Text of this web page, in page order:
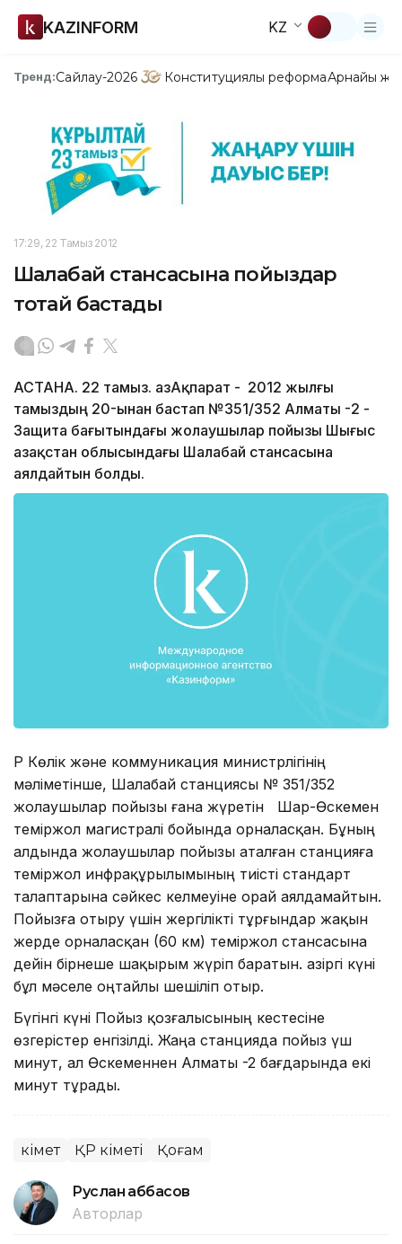
KAZINFORM KZ
Тренд:Сайлау-2026 Конституциялық реформаАрнайы
17:29, 22 Тамыз 2012
Шалабай стансасына пойыздар
тоқтай бастады
АСТАНА. 22 тамыз. ҚазАқпарат - 2012 жылғы
тамыздың 20-ынан бастап №351/352 Алматы -2 -
Защита бағытындағы жолаушылар пойызы Шығыс
Қазақстан облысындағы Шалабай стансасына
аялдайтын болды.
ҚР Көлік және коммуникация министрлігінің
мәліметінше, Шалабай станциясы № 351/352
жолаушылар пойызы ғана жүретін Шар-Өскемен
теміржол магистралі бойында орналасқан. Бұның
алдында жолаушылар пойызы аталған станцияға
теміржол инфрақұрылымының тиісті стандарт
талаптарына сәйкес келмеуіне орай аялдамайтын.
Пойызға отыру үшін жергілікті тұрғындар жақын
жерде орналасқан (60 км) теміржол стансасына
дейін бірнеше шақырым жүріп баратын. Қазіргі күні
бұл мәселе оңтайлы шешіліп отыр.
Бүгінгі күні Пойыз қозғалысының кестесіне
өзгерістер енгізілді. Жаңа станцияда пойыз үш
минут, ал Өскеменнен Алматы -2 бағдарында екі
минут тұрады.
Үкімет ҚР Үкіметі Қоғам
Руслан Ғаббасов
Авторлар